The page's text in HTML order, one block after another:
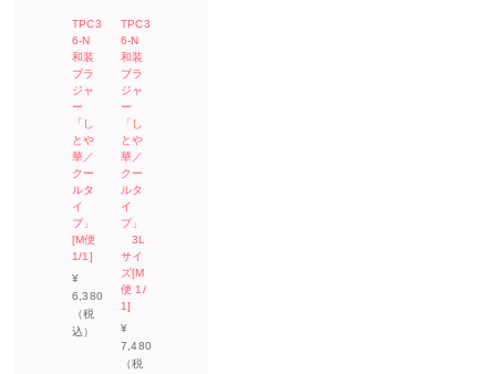
TPC3
6-N
和装
ブラ
ジャ
ー
「し
とや
華／
クー
ルタ
イ
プ」
[M便
1/1]
¥
6,380
（税
込）
TPC3
6-N
和装
ブラ
ジャ
ー
「し
とや
華／
クー
ルタ
イ
プ」
3L
サイ
ズ[M
便 1/
1]
¥
7,480
（税